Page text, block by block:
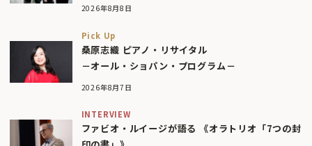
2026年8月8日
Pick Up
桑原志織 ピアノ・リサイタル
－オール・ショパン・プログラム－
2026年8月7日
INTERVIEW
ファビオ・ルイージが語る 《オラトリオ「7つの封